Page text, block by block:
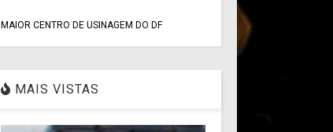
MAIOR CENTRO DE USINAGEM DO DF
MAIS VISTAS